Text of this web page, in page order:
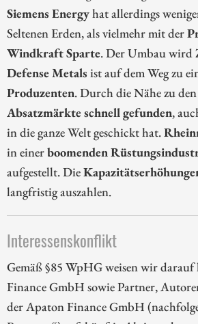
Siemens Energyhat allerdings
Seltenen Erden, als vielmehr mit der
Windkraft Sparte. Der Umbau wird
Defense Metals ist auf dem Weg zu
Produzenten. Durch die Nähe zu
Absatzmärkte schnell gefunden,
in die ganze Welt geschickt hat.
in einerboomenden
aufgestellt. Die
langfristig auszahlen.
Interessenskonflikt
Gemäß §85 WpHG weisen wir
Finance GmbH sowie Partner,
der Apaton Finance GmbH